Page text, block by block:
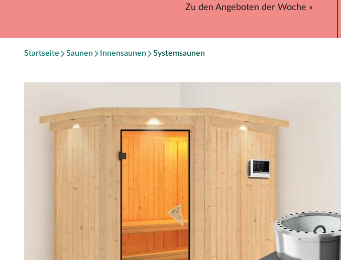
Zu den Angeboten der Woche »
Startseite Saunen Innensaunen Systemsaunen